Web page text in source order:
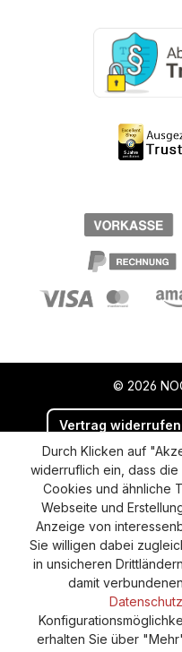
© 2026
Vertrag widerrufen
Versand und
Cookie-Einstellungen
Durch Klicken auf
widerruflich ein, dass die
Cookies und ähnliche
Webseite und
Anzeige von
Sie willigen dabei
in unsicheren
damit
erhalten Sie über